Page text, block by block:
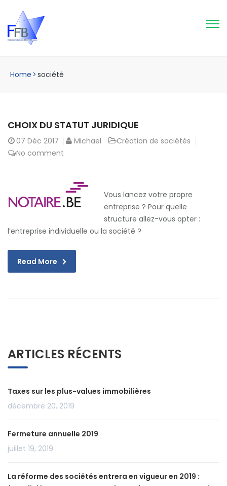
Home > société
CHOIX DU STATUT JURIDIQUE
07 Déc 2017 Michael
Création de sociétés
No comment
Vous lancez votre propre
entreprise ? Pour quelle
structure allez-vous opter :
l’entreprise individuelle ou la société ?
Read More
ARTICLES RÉCENTS
Taxes sur les plus-values immobilières
décembre 20, 2019
Fermeture annuelle 2019
juillet 19, 2019
La réforme des sociétés entrera en vigueur en 2019 :